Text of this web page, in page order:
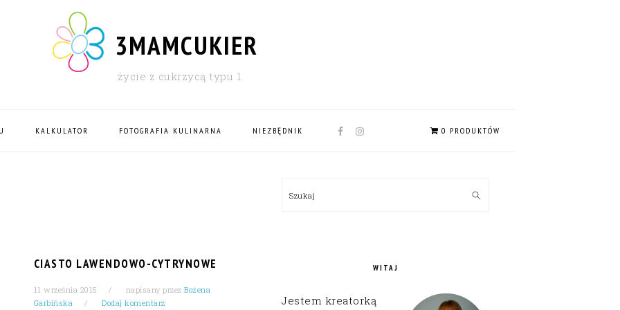
3MAMCUKIER
życie z cukrzycą typu 1
KALKULATOR FOTOGRAFIA KULINARNA NIEZBĘDNIK
NAV
0 PRODUKTÓW
CIASTO LAWENDOWO-CYTRYNOWE
11 września 2015 napisany przezBożena
Garbińska
Dodaj komentarz
SIDEBAR
Szukaj
WITAJ
Jestem kreatorką